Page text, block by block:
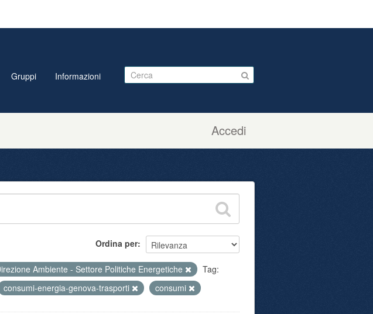
Accedi
Gruppi Informazioni
Ordina per
Ambiente - Settore Politiche Energetiche
Tag:
consumi-energia-genova-trasporti consumi